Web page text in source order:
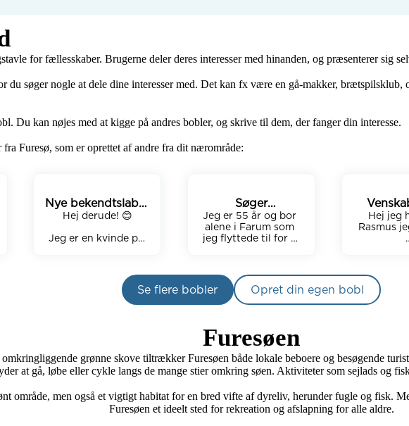
for fællesskaber. Brugerne deler deres interesser med hinanden, og præsenterer sig
søger nogle at dele dine interesser med. Det kan fx være en gå-makker, brætspilsklub,
Du kan nøjes med at kigge på andres bobler, og skrive til dem, der fanger din interesse.
Furesø, som er oprettet af andre fra dit nærområde:
Nye bekendtslaber
🌸
Hej derude! 😊
Jeg er en kvinde på
møde nogle skønne
mennesker.
dele gode måltider,
både hjemme og
kvindelige
bekendtskaber i
Søger
veninde/veninder
Jeg er 55 år og bor
alene i Farum som
jeg flyttede til for 2
fortrolig med til snak
over en kop kaffe.
Gåture, tøsesnak om
meget mere. Jeg er
jordnær og er
være fjolet. Livet skal
leves.
allegivenlig hund.
Har arbejde. Lad os
mødes og se om
Hej jeg
Rasmus
aktiviteter
bare nogen
sjovt
Se flere bobler Opret din egen bobl
Furesøen
grønne skove tiltrækker Furesøen både lokale beboere og besøgende
at gå, løbe eller cykle langs de mange stier omkring søen. Aktiviteter som sejlads og
område, men også et vigtigt habitat for en bred vifte af dyreliv, herunder fugle og fisk.
Furesøen et ideelt sted for rekreation og afslapning for alle aldre.